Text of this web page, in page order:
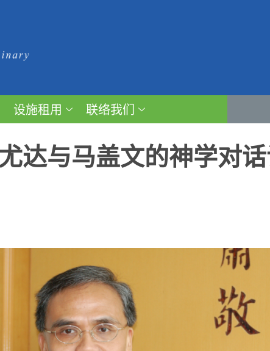
设施租用 联络我们
达与马盖文的神学对